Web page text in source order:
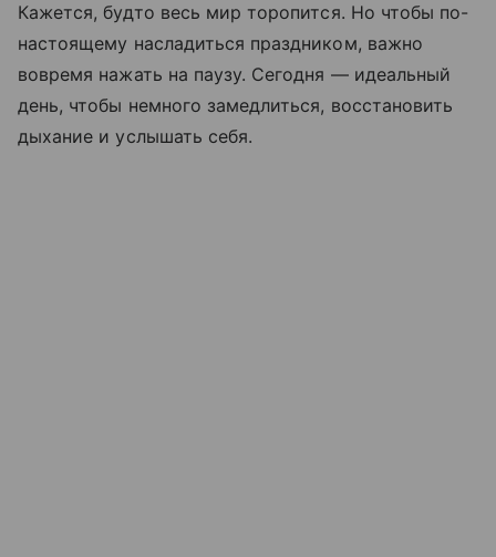
Кажется, будто весь мир торопится. Но чтобы по-
настоящему насладиться праздником, важно
вовремя нажать на паузу. Сегодня — идеальный
день, чтобы немного замедлиться, восстановить
дыхание и услышать себя.